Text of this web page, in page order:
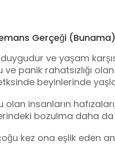
Gerçeği (Bunama)
ve yaşam
ve panik rahatsızlığı
beyinlerinde
olan insanların
bozulma daha da
kez ona eşlik eden